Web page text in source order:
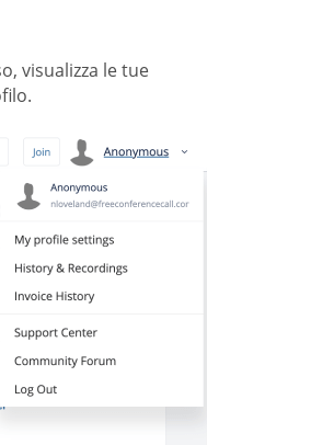
visualizza le tue